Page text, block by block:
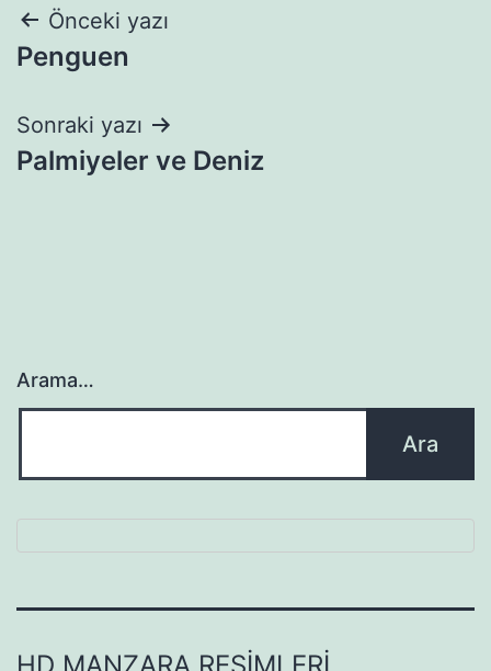
Yazı
gezinmesi
Önceki yazı
Penguen
Sonraki yazı
Palmiyeler ve Deniz
Arama…
HD MANZARA RESIMLERI